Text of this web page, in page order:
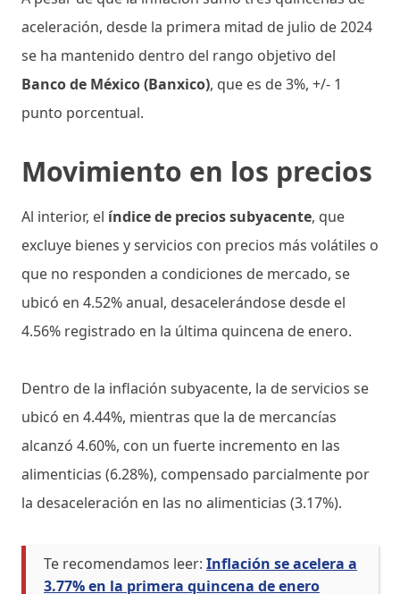
aceleración, desde la primera mitad de julio de 2024
se ha mantenido dentro del rango objetivo del
Banco de México (Banxico), que es de 3%, +/- 1
punto porcentual.
Movimiento en los precios
Al interior, el índice de precios subyacente, que
excluye bienes y servicios con precios más volátiles o
que no responden a condiciones de mercado, se
ubicó en 4.52% anual, desacelerándose desde el
4.56% registrado en la última quincena de enero.
Dentro de la inflación subyacente, la de servicios se
ubicó en 4.44%, mientras que la de mercancías
alcanzó 4.60%, con un fuerte incremento en las
alimenticias (6.28%), compensado parcialmente por
la desaceleración en las no alimenticias (3.17%).
Te recomendamos leer: Inflación se acelera a
3.77% en la primera quincena de enero